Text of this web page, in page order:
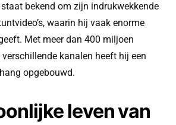
bekend om zijn indrukwekkende
waarin hij vaak enorme
Met meer dan 400 miljoen
kanalen heeft hij een
opgebouwd.
leven van